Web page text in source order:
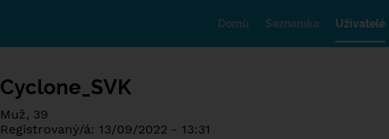
Domů Seznamka Uživatelé
Cyclone_SVK
Muž, 39
Registrovaný/á: 13/09/2022 - 13:31